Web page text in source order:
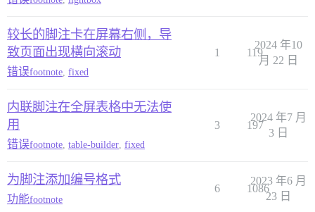
较长的脚注卡在屏幕右侧，导
致页面出现横向滚动
错误footnote fixed
1 119
2024 年10
月 22 日
内联脚注在全屏表格中无法使
用
错误footnote table-builder fixed
3 197
2024 年7 月
3 日
为脚注添加编号格式
功能footnote
6 1086
2023 年6 月
23 日